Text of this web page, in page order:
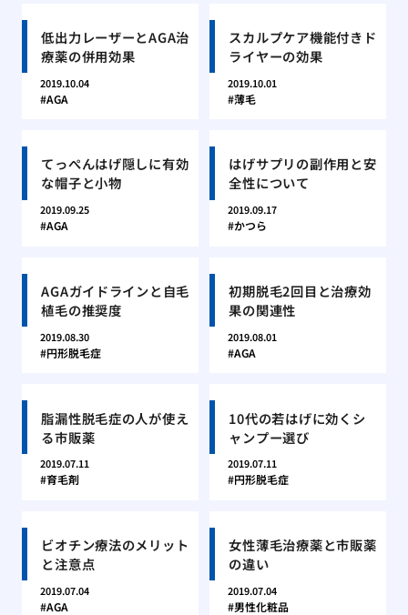
低出力レーザーとAGA治
療薬の併用効果
2019.10.04
AGA
スカルプケア機能付きド
ライヤーの効果
2019.10.01
薄毛
てっぺんはげ隠しに有効
な帽子と小物
2019.09.25
AGA
はげサプリの副作用と安
全性について
2019.09.17
かつら
AGAガイドラインと自毛
植毛の推奨度
2019.08.30
円形脱毛症
初期脱毛2回目と治療効
果の関連性
2019.08.01
AGA
脂漏性脱毛症の人が使え
る市販薬
2019.07.11
育毛剤
10代の若はげに効くシ
ャンプー選び
2019.07.11
円形脱毛症
ビオチン療法のメリット
と注意点
2019.07.04
AGA
女性薄毛治療薬と市販薬
の違い
2019.07.04
男性化粧品